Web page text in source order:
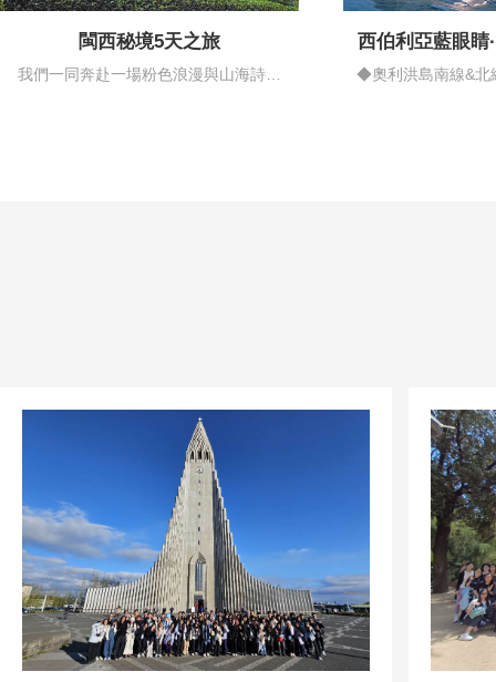
閩西秘境5天之旅
我們一同奔赴一場粉色浪漫與山海詩意
西伯利亞藍眼睛
情藍
◆奧利洪島南線&北